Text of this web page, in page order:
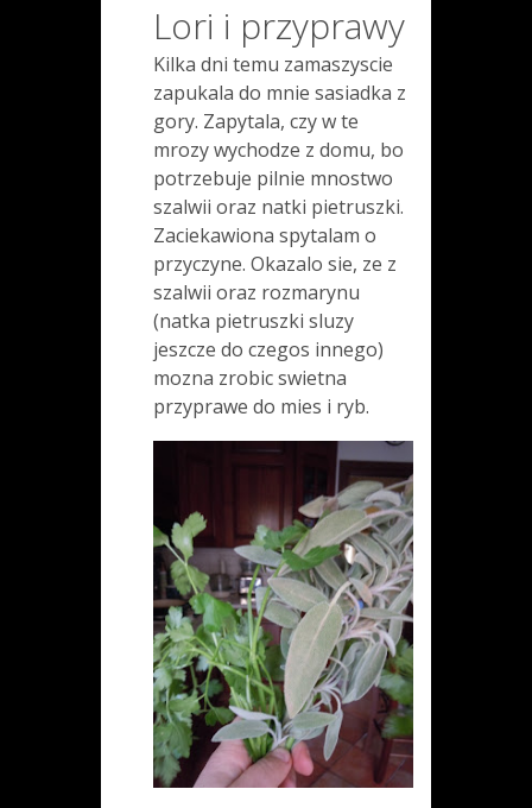
Lori i przyprawy
Kilka dni temu zamaszyscie
zapukala do mnie sasiadka z
gory. Zapytala, czy w te
mrozy wychodze z domu, bo
potrzebuje pilnie mnostwo
szalwii oraz natki pietruszki.
Zaciekawiona spytalam o
przyczyne. Okazalo sie, ze z
szalwii oraz rozmarynu
(natka pietruszki sluzy
jeszcze do czegos innego)
mozna zrobic swietna
przyprawe do mies i ryb.